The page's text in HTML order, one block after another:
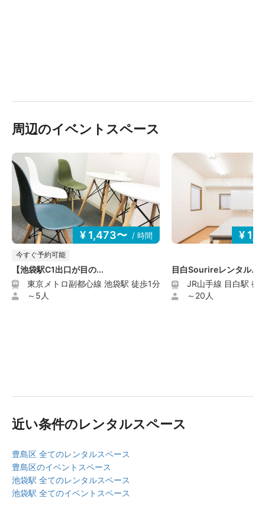
・消費税等が変更となった場合には、利用料金は変更後
の税率で算出した金額に当然に変更されるものとしま
【免責事項】
・貴重品や各自の荷物は利用者の責任にて管理をしてい
ただきます。貴重品や各自の荷物に関する紛失、盗難な
どについて当社は一切の責任を負いません。
・スペース、および施設の利用に伴う人身事故および自
ら持ち込んだ機材・物品・部外品・展示品等の盗難・破
損事故などのすべての事故について、当社は一切の責任
を負いません。
・天災や事故等により、やむを得ずスペースを利用でき
なくなった場合であっても、当社は賠償等の責任を負い
用者または第三者に対して与えた損害および自損事故に
・スペースを当日利用できなかった場合および当日途中
件費など一切の損害について当社は一切の責任を負いま
せん。
・スペース内の備品は無償により提供しておりますの
で、備品のトラブルによる損害について当社は一切の責
任を負いません。
周辺のイベントスペース
¥ 1,473〜 / 時間
今すぐ予約可能
【池袋駅C1出口が目の...
東京メトロ副都心線 池袋駅 徒歩1分
～5人
¥
目白Sourireレンタル...
JR山手線 目白駅 徒
～20人
近い条件のレンタルスペース
豊島区 全てのレンタルスペース
豊島区のイベントスペース
池袋駅 全てのレンタルスペース
池袋駅 全てのイベントスペース